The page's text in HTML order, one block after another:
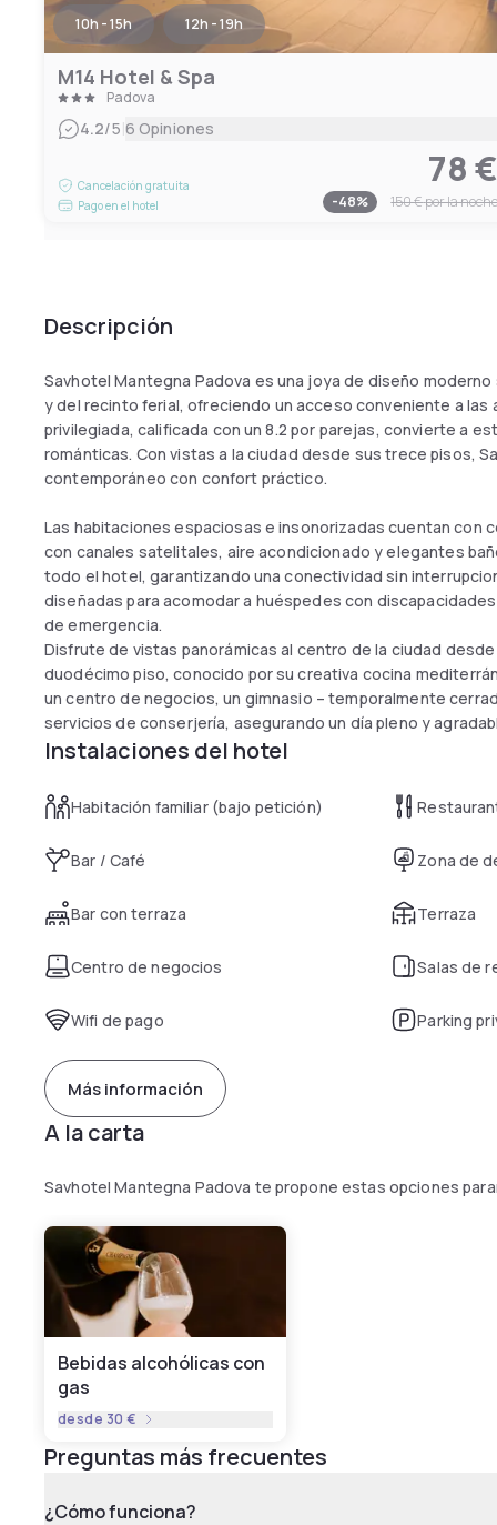
10h - 15h 12h - 19h
M14 Hotel & Spa
Padova
4.2/5|6 Opiniones
Cancelación gratuita
Pago en el hotel
78 €
-48% 150 €por la noche
Descripción
Savhotel Mantegna Padova es una joya de diseño
y del recinto ferial, ofreciendo un acceso conveniente a las
privilegiada, calificada con un 8.2 por parejas, convierte a
románticas. Con vistas a la ciudad desde sus trece pisos,
contemporáneo con confort práctico.
Las habitaciones espaciosas e insonorizadas cuentan con
con canales satelitales, aire acondicionado y elegantes
todo el hotel, garantizando una conectividad sin
diseñadas para acomodar a huéspedes con
de emergencia.
Disfrute de vistas panorámicas al centro de la ciudad
duodécimo piso, conocido por su creativa cocina
un centro de negocios, un gimnasio – temporalmente
servicios de conserjería, asegurando un día pleno y
Instalaciones del hotel
Habitación familiar (bajo petición)
Bar / Café Zona de
Bar con terraza Terraza
Centro de negocios Salas de
Wifi de pago Parking
Más información
A la carta
Savhotel Mantegna Padova te propone estas opciones
Bebidas alcohólicas con
gas
desde 30 €
Preguntas más frecuentes
¿Cómo funciona?